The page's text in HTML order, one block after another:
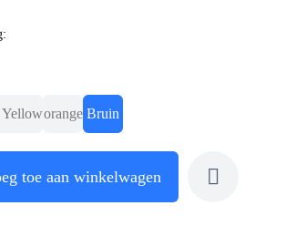
Yelloworange Bruin
toe aan winkelwagen